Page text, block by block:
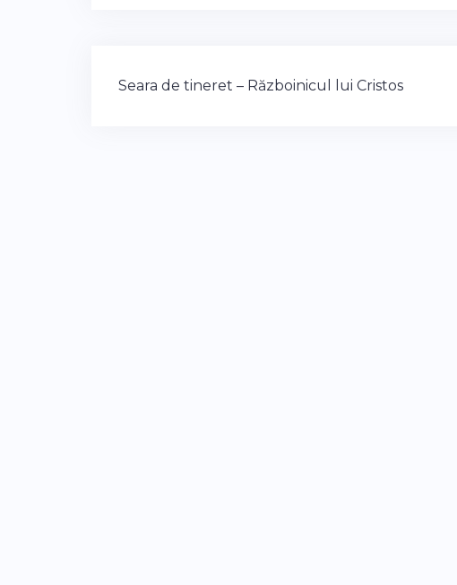
Post
Seara de tineret – Războinicul lui Cristos